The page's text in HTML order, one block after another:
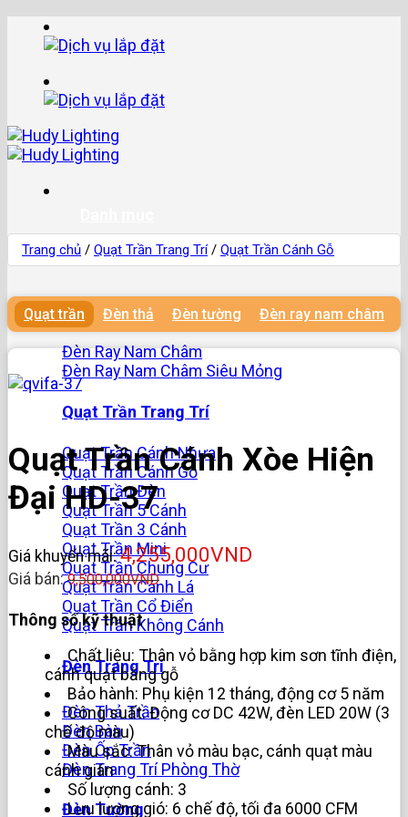
Đèn Nam Châm
Đèn Ray Nam Châm
Đèn Ray Nam Châm Siêu Mỏng
Quạt Trần Trang Trí
Quạt Trần Cánh Nhựa
Quạt Trần Cánh Gỗ
Quạt Trần Đèn
Quạt Trần 5 Cánh
Quạt Trần 3 Cánh
Quạt Trần Mini
Quạt Trần Chung Cư
Quạt Trần Cánh Lá
Quạt Trần Cổ Điển
Quạt Trần Không Cánh
Đèn Trang Trí
Đèn Thả Trần
Đèn Bàn
Đèn Ốp Trần
Đèn Trang Trí Phòng Thờ
Đèn Tường
Trang chủ / Quạt Trần Trang Trí / Quạt Trần Cánh Gỗ
Quạt trần Đèn thả Đèn tường Đèn ray nam châm
Quạt Trần Cánh Xòe Hiện
Đại HD-37
Giá khuyến mãi:4,255,000VND
Giá bán:9,500,000VND
Thông số kỹ thuật
Chất liệu: Thân vỏ bằng hợp kim sơn tĩnh điện,
cánh quạt bằng gỗ
Bảo hành: Phụ kiện 12 tháng, động cơ 5 năm
Công suất: Động cơ DC 42W, đèn LED 20W (3
chế độ màu)
Màu sắc: Thân vỏ màu bạc, cánh quạt màu
cánh gián
Số lượng cánh: 3
Lưu lượng gió: 6 chế độ, tối đa 6000 CFM